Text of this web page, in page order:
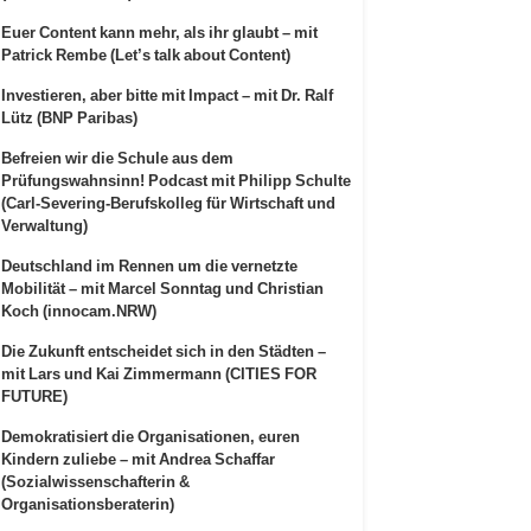
Euer Content kann mehr, als ihr glaubt – mit
Patrick Rembe (Let’s talk about Content)
Investieren, aber bitte mit Impact – mit Dr. Ralf
Lütz (BNP Paribas)
Befreien wir die Schule aus dem
Prüfungswahnsinn! Podcast mit Philipp Schulte
(Carl-Severing-Berufskolleg für Wirtschaft und
Verwaltung)
Deutschland im Rennen um die vernetzte
Mobilität – mit Marcel Sonntag und Christian
Koch (innocam.NRW)
Die Zukunft entscheidet sich in den Städten –
mit Lars und Kai Zimmermann (CITIES FOR
FUTURE)
Demokratisiert die Organisationen, euren
Kindern zuliebe – mit Andrea Schaffar
(Sozialwissenschafterin &
Organisationsberaterin)